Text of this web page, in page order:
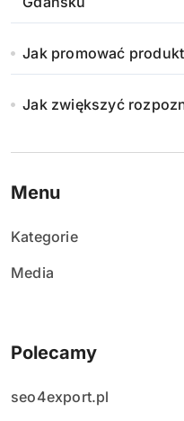
Jak promować
Jak zwiększyć
Menu
Kategorie
Media
Polecamy
seo4export.pl